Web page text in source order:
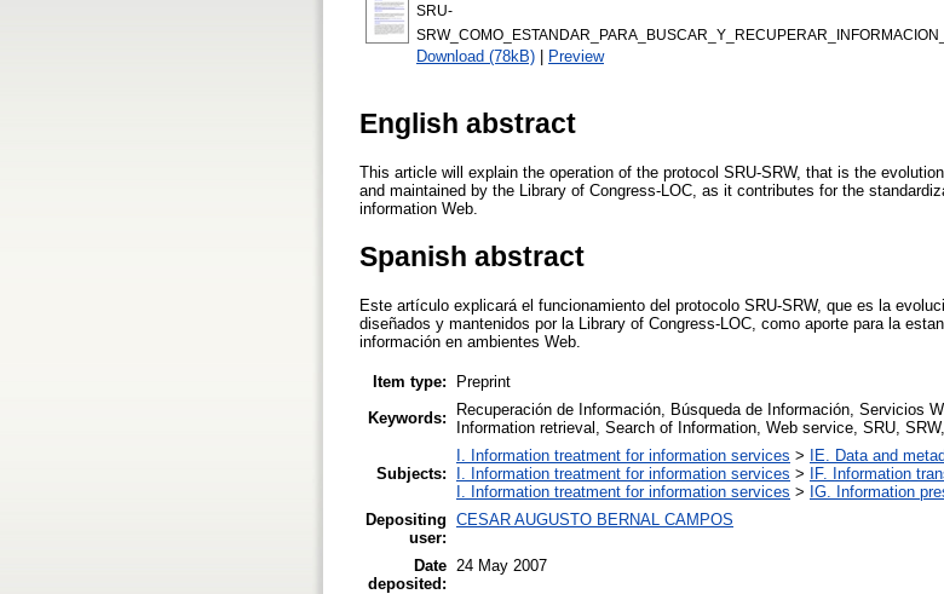
SRU-
Download (78kB) | Preview
English abstract
This article will explain the operation of the protocol SRU-SRW, that is the
and maintained by the Library of Congress-LOC, as it contributes for the
information Web.
Spanish abstract
Este artículo explicará el funcionamiento del protocolo SRU-SRW, que es la
diseñados y mantenidos por la Library of Congress-LOC, como aporte para la
información en ambientes Web.
Item type:
Preprint
Keywords:
Recuperación de Información, Búsqueda de Información, Servicios
Information retrieval, Search of Information, Web service, SRU,
Subjects:
I. Information treatment for information services >
IE. Data and
I. Information treatment for information services >
IF. Information
I. Information treatment for information services > IG. Information
Depositing
user:
CESAR AUGUSTO BERNAL CAMPOS
Date
deposited:
24 May 2007